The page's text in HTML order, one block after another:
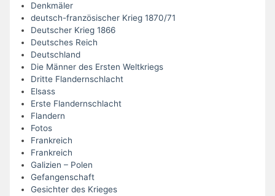
Denkmäler
deutsch-französischer Krieg 1870/71
Deutscher Krieg 1866
Deutsches Reich
Deutschland
Die Männer des Ersten Weltkriegs
Dritte Flandernschlacht
Elsass
Erste Flandernschlacht
Flandern
Fotos
Frankreich
Frankreich
Galizien – Polen
Gefangenschaft
Gesichter des Krieges